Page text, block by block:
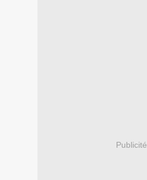
Publicité